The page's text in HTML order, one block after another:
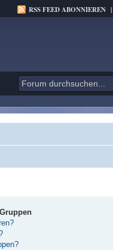
RSS FEED ABONNIEREN |